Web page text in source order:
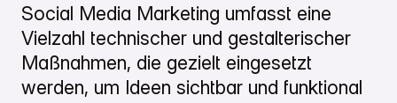
Social Media Marketing umfasst eine
Vielzahl technischer und gestalterischer
Maßnahmen, die gezielt eingesetzt
werden, um Ideen sichtbar und funktional